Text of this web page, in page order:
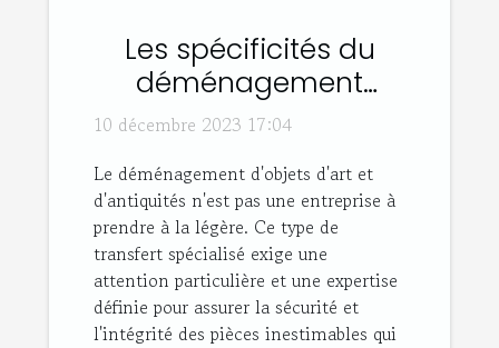
Les spécificités du
déménagement
d'objets d'art et
10 décembre 2023 17:04
Le déménagement d'objets d'art et
d'antiquités n'est pas une entreprise à
prendre à la légère. Ce type de
transfert spécialisé exige une
attention particulière et une expertise
définie pour assurer la sécurité et
l'intégrité des pièces inestimables qui